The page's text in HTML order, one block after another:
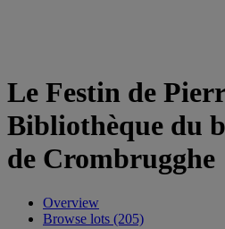
Le Festin de
Bibliothèque du
de Crombrugghe
Overview
Browse lots (205)